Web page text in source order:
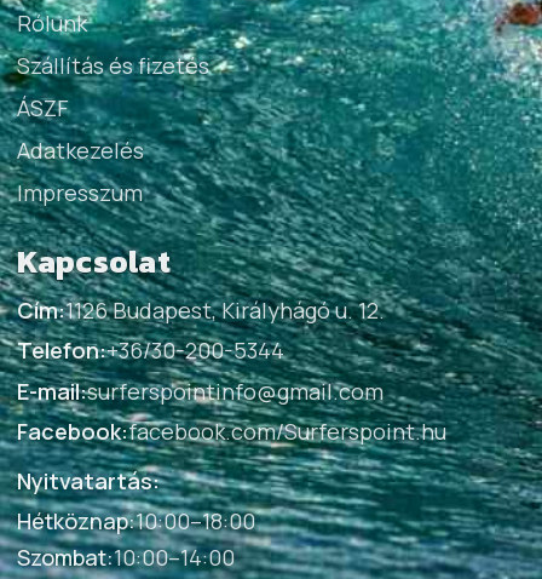
Rólunk
Szállítás és fizetés
ÁSZF
Adatkezelés
Impresszum
Kapcsolat
Cím:1126 Budapest, Királyhágó u. 12.
Telefon:+36/30-200-5344
E-mail:surferspointinfo@gmail.com
Facebook:facebook.com/Surferspoint.hu
Nyitvatartás:
Hétköznap:10:00–18:00
Szombat:10:00–14:00